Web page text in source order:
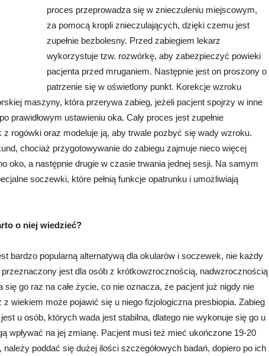
proces przeprowadza się w znieczuleniu miejscowym,
za pomocą kropli znieczulających, dzięki czemu jest
zupełnie bezbolesny. Przed zabiegiem lekarz
wykorzystuje tzw. rozwórkę, aby zabezpieczyć powieki
pacjenta przed mruganiem. Następnie jest on proszony o
patrzenie się w oświetlony punkt. Korekcje wzroku
maszyny, która przerywa zabieg, jeżeli pacjent spojrzy w inne
prawidłowym ustawieniu oka. Cały proces jest zupełnie
z rogówki oraz modeluje ją, aby trwale pozbyć się wady wzroku.
chociaż przygotowywanie do zabiegu zajmuje nieco więcej
oko, a następnie drugie w czasie trwania jednej sesji. Na samym
soczewki, które pełnią funkcje opatrunku i umożliwiają
o niej wiedzieć?
bardzo popularną alternatywą dla okularów i soczewek, nie każdy
jest dla osób z krótkowzrocznością, nadwzrocznością
go raz na całe życie, co nie oznacza, że pacjent już nigdy nie
z wiekiem może pojawić się u niego fizjologiczna presbiopia. Zabieg
u osób, których wada jest stabilna, dlatego nie wykonuje się go u
wpływać na jej zmianę. Pacjent musi też mieć ukończone 19-20
poddać się dużej ilości szczegółowych badań, dopiero po ich